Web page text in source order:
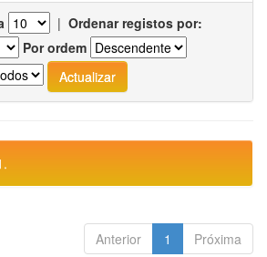
| Ordenar registos por:
Por ordem
Anterior 1 Próxima